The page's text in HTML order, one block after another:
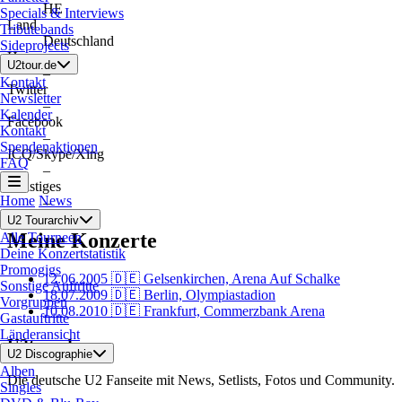
Specials & Interviews
Tributebands
Sideprojects
U2tour.de
Kontakt
Newsletter
Kalender
Kontakt
Spendenaktionen
FAQ
Home News
U2 Tourarchiv
Alle Tourneen
Deine Konzertstatistik
Promogigs
Sonstige Auftritte
Vorgruppen
Gastauftritte
Länderansicht
U2 Discographie
Alben
Singles
HE
Land
Deutschland
Homepage
–
Twitter
–
Facebook
–
ICQ/Skype/Xing
–
Sonstiges
–
Meine Konzerte
12.06.2005 🇩🇪 Gelsenkirchen, Arena Auf Schalke
18.07.2009 🇩🇪 Berlin, Olympiastadion
10.08.2010 🇩🇪 Frankfurt, Commerzbank Arena
U2tour.de
Die deutsche U2 Fanseite mit News, Setlists, Fotos und Community.